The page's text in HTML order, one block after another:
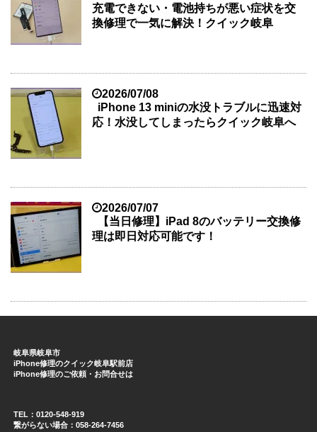
充電できない・電池持ちが悪い症状を交
換修理で一気に解決！クイック岐阜
2026/07/08
iPhone 13 miniの水没トラブルに迅速対
応！水没してしまったらクイック岐阜へ
2026/07/07
【当日修理】iPad 8のバッテリー交換修
理は即日対応可能です！
岐阜県岐阜市
iPhone修理のクイック岐阜駅前店
iPhone修理のご依頼・お問合せは
TEL：0120-548-919
繋がらない場合：058-264-7456